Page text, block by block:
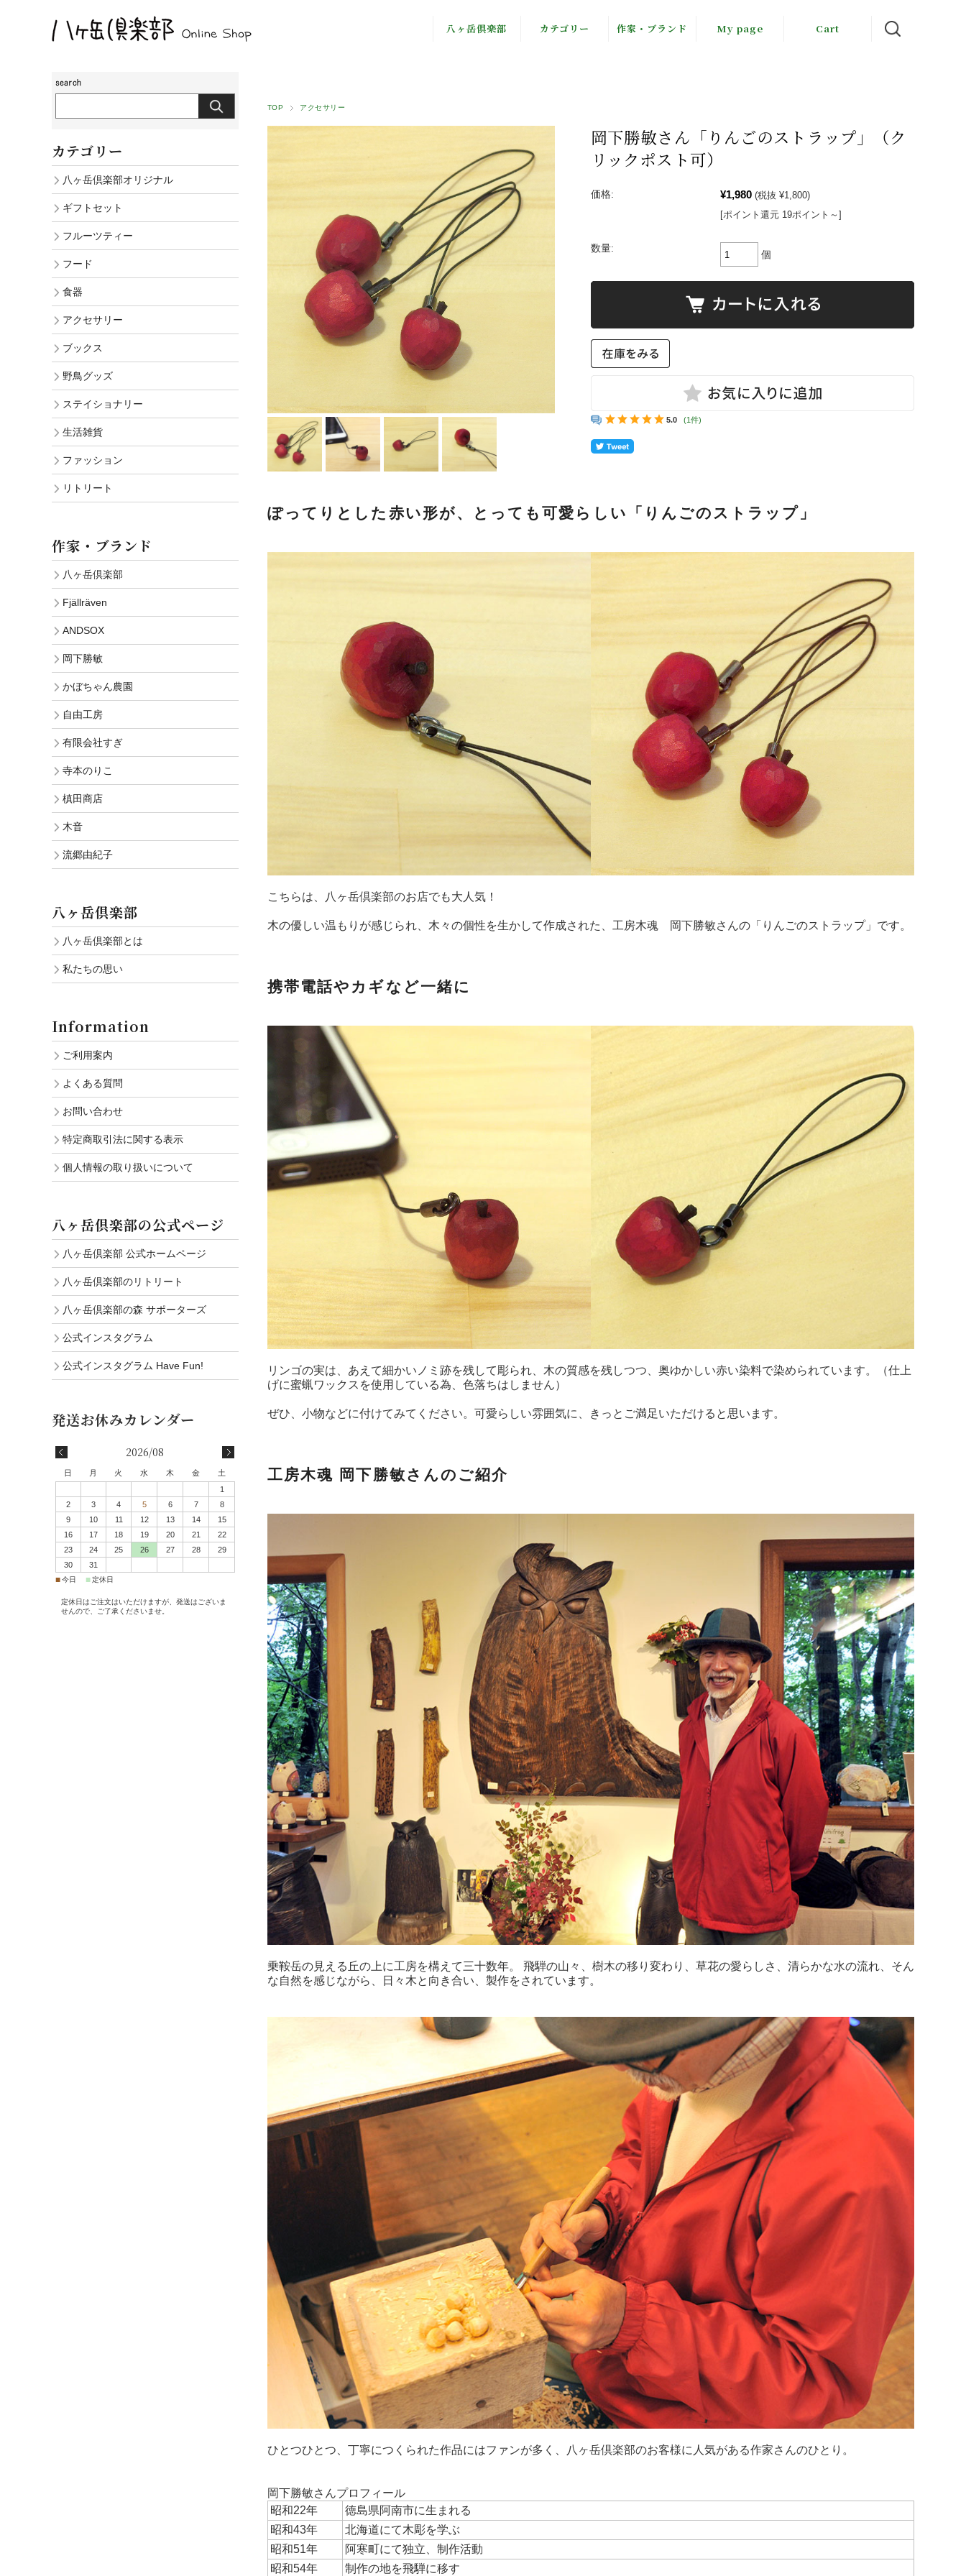
八ヶ岳倶楽部 カテゴリー
フルーツティー
作家・ブランド
岡下勝敏
木音
槙田商店
My page Cart
TOP アクセサリー
岡下勝敏さん「りんごのストラップ」（ク
リックポスト可）
価格: ¥1,980 (税抜 ¥1,800)
[ポイント還元 19ポイント～]
数量:
個
5.0 (1件)
ぽってりとした赤い形が、とっても可愛らしい「りんごのストラップ」
こちらは、八ヶ岳倶楽部のお店でも大人気！
木の優しい温もりが感じられ、木々の個性を生かして作成された、工房木魂 岡下勝敏さんの「りんごのストラップ」です。
携帯電話やカギなど一緒に
リンゴの実は、あえて細かいノミ跡を残して彫られ、木の質感を残しつつ、奥ゆかしい赤い染料で染められています。（仕上
げに蜜蝋ワックスを使用している為、色落ちはしません）
ぜひ、小物などに付けてみてください。可愛らしい雰囲気に、きっとご満足いただけると思います。
工房木魂 岡下勝敏さんのご紹介
乗鞍岳の見える丘の上に工房を構えて三十数年。 飛騨の山々、樹木の移り変わり、草花の愛らしさ、清らかな水の流れ、そん
な自然を感じながら、日々木と向き合い、製作をされています。
ひとつひとつ、丁寧につくられた作品にはファンが多く、八ヶ岳倶楽部のお客様に人気がある作家さんのひとり。
岡下勝敏さんプロフィール
昭和22年
徳島県阿南市に生まれる
昭和43年
北海道にて木彫を学ぶ
昭和51年
阿寒町にて独立、制作活動
昭和54年
制作の地を飛騨に移す
カテゴリー
八ヶ岳倶楽部オリジナル
ギフトセット
フルーツティー
フード
食器
アクセサリー
ブックス
野鳥グッズ
ステイショナリー
生活雑貨
ファッション
リトリート
作家・ブランド
八ヶ岳倶楽部
Fjällräven
ANDSOX
岡下勝敏
かぼちゃん農園
自由工房
有限会社すぎ
寺本のりこ
槙田商店
木音
流郷由紀子
八ヶ岳倶楽部
八ヶ岳倶楽部とは
私たちの思い
Information
ご利用案内
よくある質問
お問い合わせ
特定商取引法に関する表示
個人情報の取り扱いについて
八ヶ岳倶楽部の公式ページ
八ヶ岳倶楽部 公式ホームページ
八ヶ岳倶楽部のリトリート
八ヶ岳倶楽部の森 サポーターズ
公式インスタグラム
公式インスタグラム Have Fun!
2026/08
日 月 火 水 木 金
土
1
2
3 4 5 6 7
8
9
10 11 12 13 14
15
16
17 18 19 20 21
22
23
24 25 26 27 28
29
30
31
■今日 ■定休日
定休日はご注文はいただけますが、発送はございま
せんので、ご了承くださいませ。